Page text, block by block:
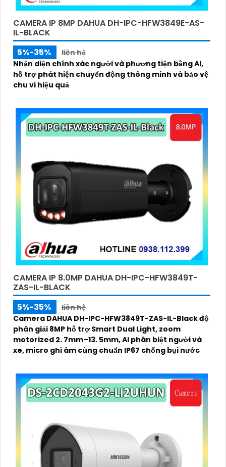
CAMERA IP 8MP DAHUA DH-IPC-HFW3849E-AS-
IL-BLACK
5%-35%
liên hệ
Nhận diện chính xác người và phương tiện bằng AI,
hỗ trợ phát hiện chuyển động thông minh và bảo vệ
chu vi hiệu quả
CAMERA IP 8.0MP DAHUA DH-IPC-HFW3849T-
ZAS-IL-BLACK
5%-35%
liên hệ
Camera DAHUA DH-IPC-HFW3849T-ZAS-IL-Black độ
phân giải 8MP hỗ trợ Smart Dual Light, zoom
motorized 2. 7mm–13. 5mm, AI phân biệt người và
xe, micro ghi âm cùng chuẩn IP67 chống bụi nước